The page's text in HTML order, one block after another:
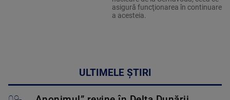
asigură funcţionarea în continuare
a acesteia.
ULTIMELE ȘTIRI